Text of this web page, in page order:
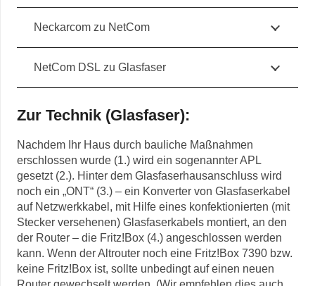
Neckarcom zu NetCom
NetCom DSL zu Glasfaser
Zur Technik (Glasfaser):
Nachdem Ihr Haus durch bauliche Maßnahmen
erschlossen wurde (1.) wird ein sogenannter APL
gesetzt (2.). Hinter dem Glasfaserhausanschluss wird
noch ein „ONT“ (3.) – ein Konverter von Glasfaserkabel
auf Netzwerkkabel, mit Hilfe eines konfektionierten (mit
Stecker versehenen) Glasfaserkabels montiert, an den
der Router – die Fritz!Box (4.) angeschlossen werden
kann. Wenn der Altrouter noch eine Fritz!Box 7390 bzw.
keine Fritz!Box ist, sollte unbedingt auf einen neuen